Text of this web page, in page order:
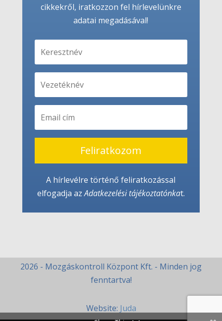
cikkekről, iratkozzon fel hírlevelünkre
adatai megadásával!
Feliratkozom
A hírlevélre történő feliratkozással
elfogadja azAdatkezelési tájékoztatónkat.
2026 - Mozgáskontroll Központ Kft. - Minden jog
fenntartva!
Website: Juda